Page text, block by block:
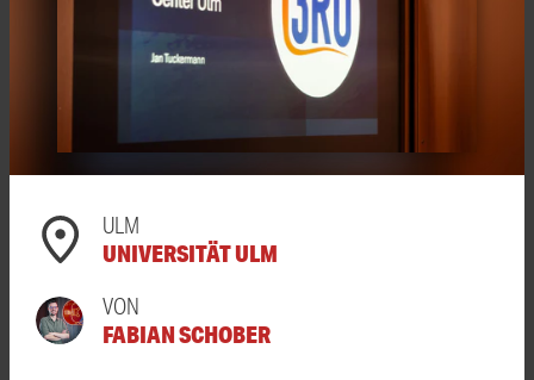
ULM
UNIVERSITÄT ULM
VON
FABIAN SCHOBER